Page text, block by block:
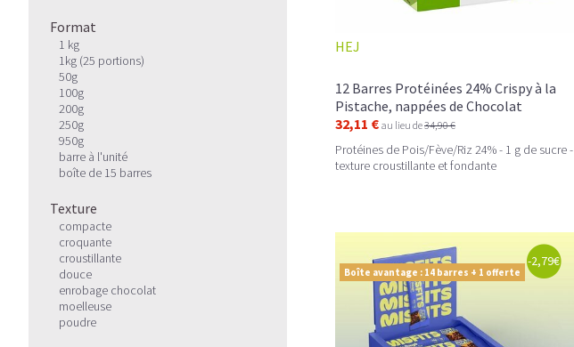
Format
1 kg
1kg (25 portions)
50g
100g
200g
250g
950g
barre à l'unité
boîte de 15 barres
Texture
compacte
croquante
croustillante
douce
enrobage chocolat
moelleuse
poudre
HEJ
12 Barres Protéinées 24% Crispy à la
Pistache, nappées de Chocolat
32,11 € au lieu de34,90 €
Protéines de Pois/Fève/Riz 24% - 1 g de sucre -
texture croustillante et fondante
Boîte avantage : 14 barres + 1 offerte
-2,79€